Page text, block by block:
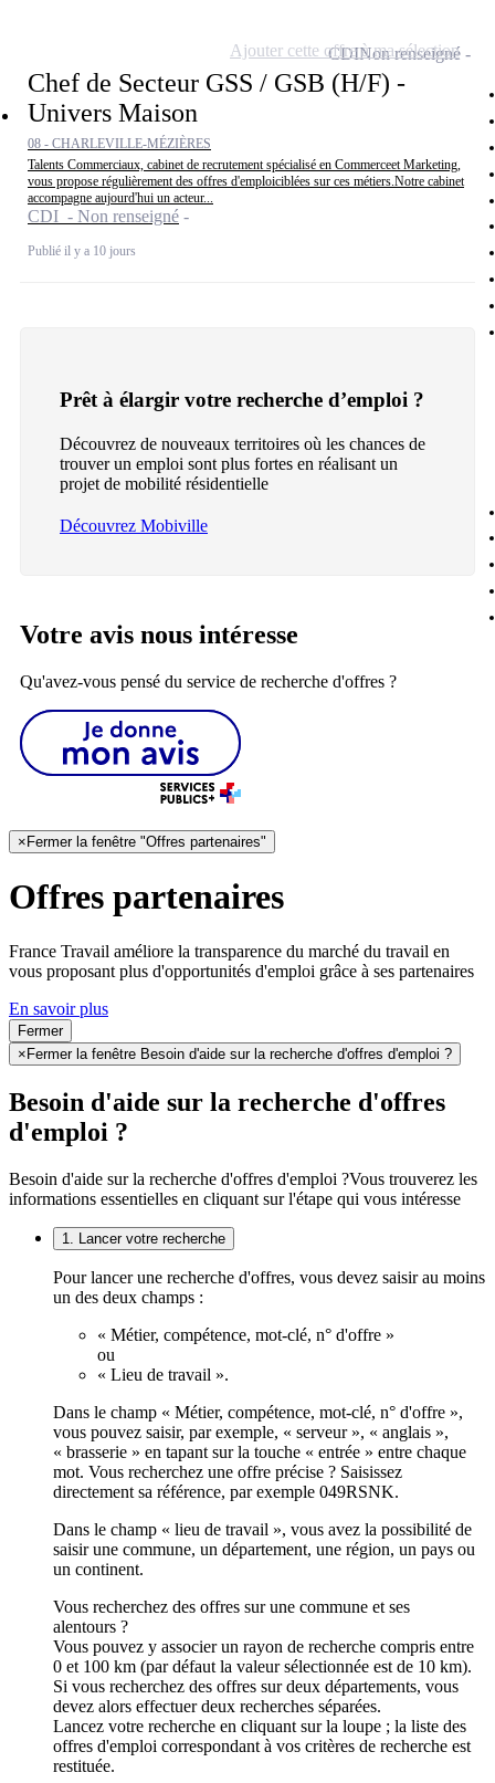
Chef de Secteur GSS / GSB (H/F) -
Univers Maison
08 - CHARLEVILLE-MÉZIÈRES
Talents Commerciaux, cabinet de recrutement spécialisé en Commerceet Marketing,
vous propose régulièrement des offres d'emploiciblées sur ces métiers.Notre cabinet
accompagne aujourd'hui un acteur...
CDI - Non renseigné
Publié il y a 10 jours
CDINon renseigné
Ajouter cette offre à ma sélection
Prêt à élargir votre recherche d’emploi ?
Découvrez de nouveaux territoires où les chances de
trouver un emploi sont plus fortes en réalisant un
projet de mobilité résidentielle
Découvrez Mobiville
Votre avis nous intéresse
Qu'avez-vous pensé du service de recherche d'offres ?
× Fermer la fenêtre "Offres partenaires"
Offres partenaires
France Travail améliore la transparence du marché du travail en
vous proposant plus d'opportunités d'emploi grâce à ses partenaires
En savoir plus
Fermer
× Fermer la fenêtre Besoin d'aide sur la recherche d'offres d'emploi ?
Besoin d'aide sur la recherche d'offres
d'emploi ?
Besoin d'aide sur la recherche d'offres d'emploi ?Vous trouverez les
informations essentielles en cliquant sur l'étape qui vous intéresse
1. Lancer votre recherche
Pour lancer une recherche d'offres, vous devez saisir au moins
un des deux champs :
« Métier, compétence, mot-clé, n° d'offre »
ou
« Lieu de travail ».
Dans le champ « Métier, compétence, mot-clé, n° d'offre »,
vous pouvez saisir, par exemple, « serveur », « anglais »,
« brasserie » en tapant sur la touche « entrée » entre chaque
mot. Vous recherchez une offre précise ? Saisissez
directement sa référence, par exemple 049RSNK.
Dans le champ « lieu de travail », vous avez la possibilité de
saisir une commune, un département, une région, un pays ou
un continent.
Vous recherchez des offres sur une commune et ses
alentours ?
Vous pouvez y associer un rayon de recherche compris entre
0 et 100 km (par défaut la valeur sélectionnée est de 10 km).
Si vous recherchez des offres sur deux départements, vous
devez alors effectuer deux recherches séparées.
Lancez votre recherche en cliquant sur la loupe ; la liste des
offres d'emploi correspondant à vos critères de recherche est
restituée.